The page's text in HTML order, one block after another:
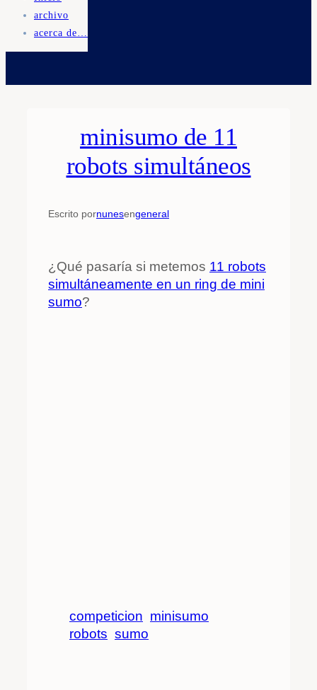
archivo
acerca de…
minisumo de 11
robots simultáneos
Escrito pornunesengeneral
¿Qué pasaría si metemos 11 robots
simultáneamente en un ring de mini
sumo?
competicion minisumo
robots sumo